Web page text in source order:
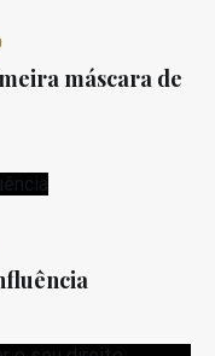
máscara de